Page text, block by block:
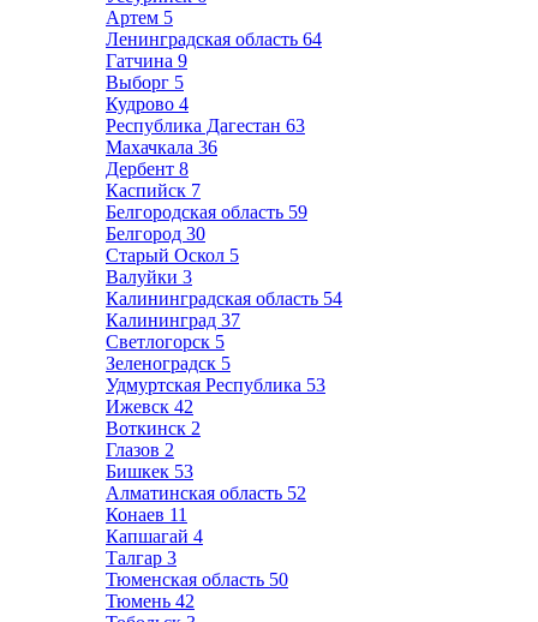
Артем 5
Ленинградская область 64
Гатчина 9
Выборг 5
Кудрово 4
Республика Дагестан 63
Махачкала 36
Дербент 8
Каспийск 7
Белгородская область 59
Белгород 30
Старый Оскол 5
Валуйки 3
Калининградская область 54
Калининград 37
Светлогорск 5
Зеленоградск 5
Удмуртская Республика 53
Ижевск 42
Воткинск 2
Глазов 2
Бишкек 53
Алматинская область 52
Конаев 11
Капшагай 4
Талгар 3
Тюменская область 50
Тюмень 42